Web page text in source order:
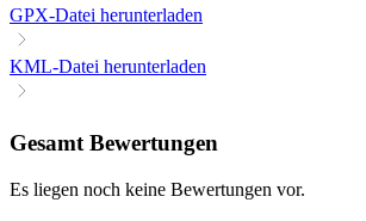
GPX-Datei herunterladen
KML-Datei herunterladen
Gesamt Bewertungen
Es liegen noch keine Bewertungen vor.